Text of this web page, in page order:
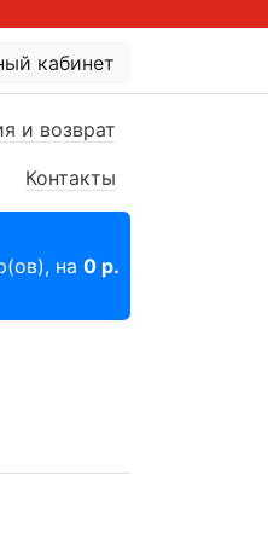
кабинет
и возврат
Контакты
на 0 р.